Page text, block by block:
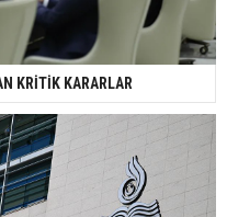
KRİTİK KARARLAR